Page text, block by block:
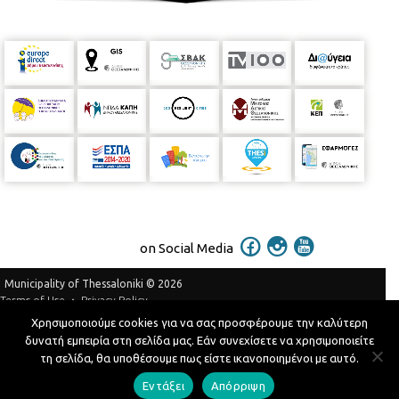
on Social Media
Municipality of Thessaloniki © 2026
Terms of Use
Privacy Policy
Telephone Catalog
Developed byMyCompany Projects
Χρησιμοποιούμε cookies για να σας προσφέρουμε την καλύτερη
δυνατή εμπειρία στη σελίδα μας. Εάν συνεχίσετε να χρησιμοποιείτε
τη σελίδα, θα υποθέσουμε πως είστε ικανοποιημένοι με αυτό.
Εντάξει Απόρριψη